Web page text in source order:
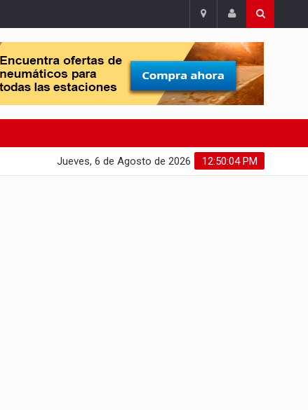
12:50:05 PM
Jueves, 6 de Agosto de 2026